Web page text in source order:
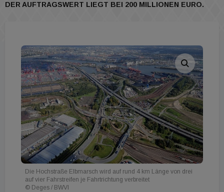
DER AUFTRAGSWERT LIEGT BEI 200 MILLIONEN EURO.
Die Hochstraße Elbmarsch wird auf rund 4 km Länge von drei
auf vier Fahrstreifen je Fahrtrichtung verbreitet
© Deges / BWVI